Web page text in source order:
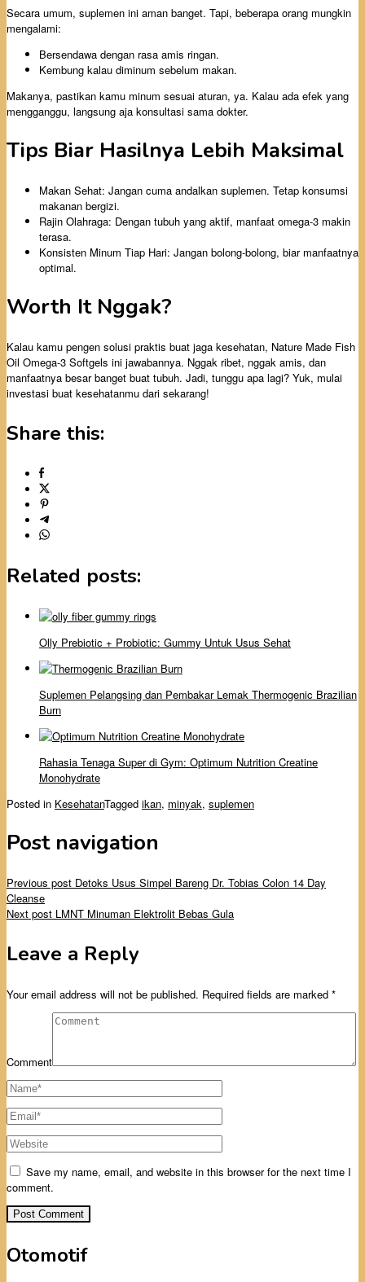
Secara umum, suplemen ini aman banget. Tapi, beberapa orang mungkin
mengalami:
Bersendawa dengan rasa amis ringan.
Kembung kalau diminum sebelum makan.
Makanya, pastikan kamu minum sesuai aturan, ya. Kalau ada efek yang
mengganggu, langsung aja konsultasi sama dokter.
Tips Biar Hasilnya Lebih Maksimal
Makan Sehat: Jangan cuma andalkan suplemen. Tetap konsumsi
makanan bergizi.
Rajin Olahraga: Dengan tubuh yang aktif, manfaat omega-3 makin
terasa.
Konsisten Minum Tiap Hari: Jangan bolong-bolong, biar manfaatnya
optimal.
Worth It Nggak?
Kalau kamu pengen solusi praktis buat jaga kesehatan, Nature Made Fish
Oil Omega-3 Softgels ini jawabannya. Nggak ribet, nggak amis, dan
manfaatnya besar banget buat tubuh. Jadi, tunggu apa lagi? Yuk, mulai
investasi buat kesehatanmu dari sekarang!
Share this:
Related posts:
Olly Prebiotic + Probiotic: Gummy Untuk Usus Sehat
Suplemen Pelangsing dan Pembakar Lemak Thermogenic Brazilian
Burn
Rahasia Tenaga Super di Gym: Optimum Nutrition Creatine
Monohydrate
Posted in KesehatanTagged ikan, minyak, suplemen
Post navigation
Previous post Detoks Usus Simpel Bareng Dr. Tobias Colon 14 Day
Cleanse
Next post LMNT Minuman Elektrolit Bebas Gula
Leave a Reply
Your email address will not be published. Required fields are marked *
Comment
Save my name, email, and website in this browser for the next time I
comment.
Otomotif